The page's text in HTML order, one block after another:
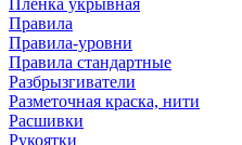
Плёнка укрывная
Правила
Правила-уровни
Правила стандартные
Разбрызгиватели
Разметочная краска, нити
Расшивки
Рукоятки